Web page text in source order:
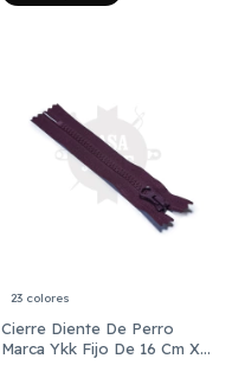
23 colores
Cierre Diente De Perro
Marca Ykk Fijo De 16 Cm X